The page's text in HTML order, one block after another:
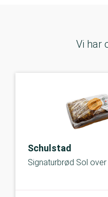
Vi har
Schulstad
Signaturbrød Sol over